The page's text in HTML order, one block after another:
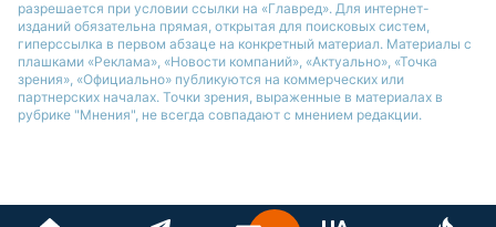
разрешается при условии ссылки на «Главред». Для интернет-
изданий обязательна прямая, открытая для поисковых систем,
гиперссылка в первом абзаце на конкретный материал. Материалы с
плашками «Реклама», «Новости компаний», «Актуально», «Точка
зрения», «Официально» публикуются на коммерческих или
партнерских началах. Точки зрения, выраженные в материалах в
рубрике "Мнения", не всегда совпадают с мнением редакции.